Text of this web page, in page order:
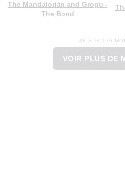
The Mandalorian and Grogu -
The Bond
48 SUR 176
VOIR PLUS DE